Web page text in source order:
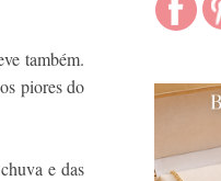
também.
piores do
e das